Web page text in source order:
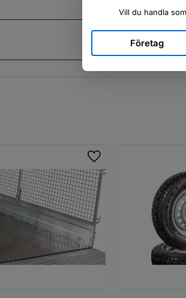
Lägg till i favoriter
Vill du handla
Företag